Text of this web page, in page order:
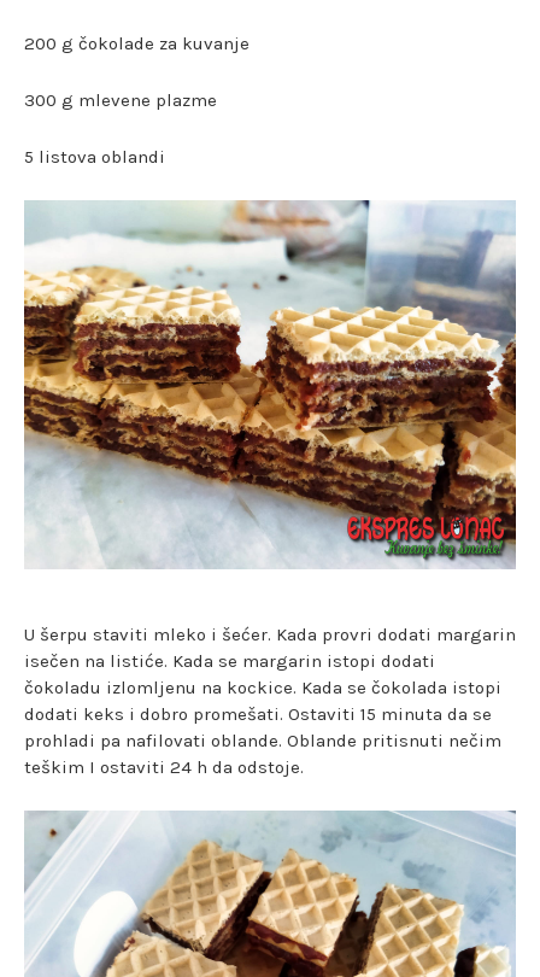
200 g čokolade za kuvanje
300 g mlevene plazme
5 listova oblandi
U šerpu staviti mleko i šećer. Kada provri dodati margarin
isečen na listiće. Kada se margarin istopi dodati
čokoladu izlomljenu na kockice. Kada se čokolada istopi
dodati keks i dobro promešati. Ostaviti 15 minuta da se
prohladi pa nafilovati oblande. Oblande pritisnuti nečim
teškim I ostaviti 24 h da odstoje.